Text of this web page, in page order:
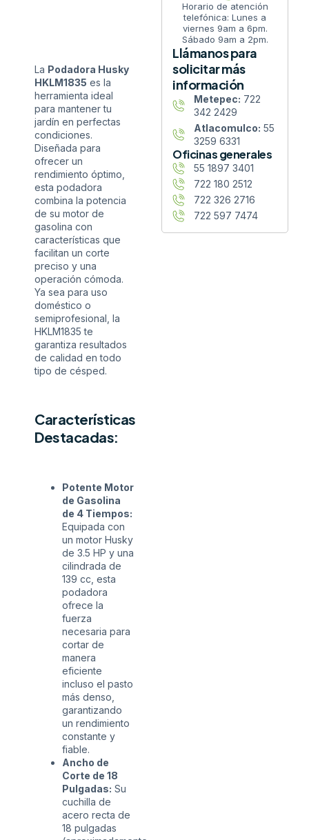
La Podadora Husky
HKLM1835 es la
herramienta ideal
para mantener tu
jardín en perfectas
condiciones.
Diseñada para
ofrecer un
rendimiento óptimo,
esta podadora
combina la potencia
de su motor de
gasolina con
características que
facilitan un corte
preciso y una
operación cómoda.
Ya sea para uso
doméstico o
semiprofesional, la
HKLM1835 te
garantiza resultados
de calidad en todo
tipo de césped.
Características
Destacadas:
Potente Motor
de Gasolina
de 4 Tiempos:
Equipada con
un motor Husky
de 3.5 HP y una
cilindrada de
139 cc, esta
podadora
ofrece la
fuerza
necesaria para
cortar de
manera
eficiente
incluso el pasto
más denso,
garantizando
un rendimiento
constante y
fiable.
Ancho de
Corte de 18
Pulgadas: Su
cuchilla de
acero recta de
18 pulgadas
Horario de atención
telefónica: Lunes a
viernes 9am a 6pm.
Sábado 9am a 2pm.
Llámanos para
solicitar más
información
Metepec: 722
342 2429
Atlacomulco: 55
3259 6331
Oficinas generales
55 1897 3401
722 180 2512
722 326 2716
722 597 7474